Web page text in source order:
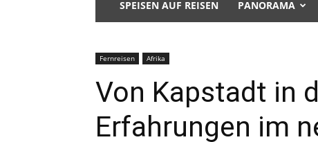
SPEISEN AUF REISEN PANORAMA
Fernreisen Afrika
Von Kapstadt in
Erfahrungen im